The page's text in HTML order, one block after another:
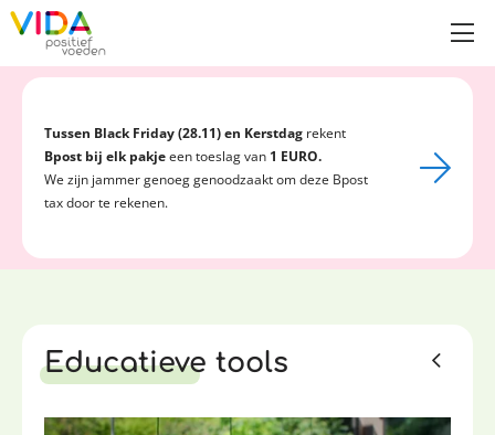
Tussen Black Friday (28.11) en Kerstdag rekent
Bpost bij elk pakjeeen toeslag van 1 EURO.
We zijn jammer genoeg genoodzaakt om deze Bpost
tax door te rekenen.
Educatieve tools